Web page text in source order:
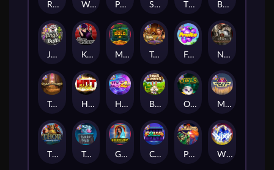
Nexus Tombstone RIP
Manhattan Goes Wild
Book Of Shadows
Tractor Beam
Hot Nudge
Space Donkey
Monkey's Gold xPays
Poison Eve
Tomb of Nefertiti
Tomb of Akhenaten
Golden Genie And The Walking Wilds Coins of Fortune WiXX
Fruits
Bonus Bunnies
Hot 4 Cash Owls
Jingle Balls
Walk of Shame
Pixies vs Pirates
Thor: Hammer Time
Remember Gulag
Karen Maneater
The Rave